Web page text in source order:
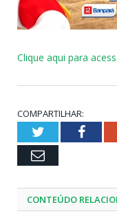
Clique aqui para
COMPARTILHAR:
Twitter
Email
CONTEÚDO